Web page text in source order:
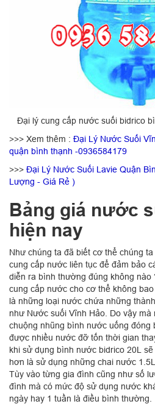
Đại lý cung cấp nước suối bidrico
>>> Xem thêm : Đại Lý Nước Suối
quận bình thạnh -0936584179
>>> Đại Lý Nước Suối Lavie Quận
Lượng - Giá Rẻ )
Bảng giá nước
hiện nay
Như chúng ta đã biết cơ thể chúng
cung cấp nước liên tục để đảm bảo
diễn ra bình thường đúng không nào
cung cấp nước cho cơ thể không
là những loại nước chứa những
như Nước suối Vĩnh Hảo. Do vậy
chuộng nhũng bình nước uống đóng
được nhiều nước đỡ tốn thời gian
khi sử dụng bình nước bidrico 20L
hơn là sử dụng những chai nước
Tùy vào từng gia đình cũng như số
đình mà có mức độ sử dụng nước
ngày hay 1 tuần là điều bình thường.